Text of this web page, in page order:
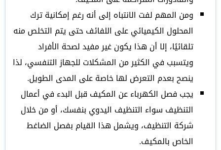
ومن المهم لفت الانتباه إلى أنه رغم إمكانية ترك
المحلول الكيميائي على اللفائف حتى يتم التخلص منه
تلقائيًا، إلا أن هذا يكون غير مفيد لصحة الأفراد
ويتسبب في الكثير من المشكلات للجهاز التنفسي، لذا
ينصح بعدم التعرض لها خاصة على المدى الطويل.
يجب فصل الكهرباء عن المكيف قبل البدء في أعمال
التنظيف سواء التنظيف اليدوي بنفسك، أو من خلال
شركة التنظيف، ويشمل هذا القيام بفصل الضاغط
الخاص بالمكيف.